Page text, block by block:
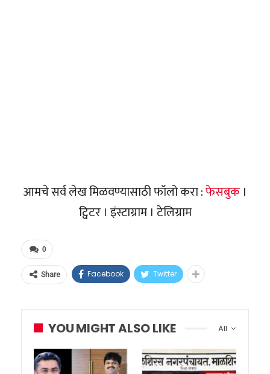
आमचे सर्व लेख मिळवण्यासाठी फॉलो करा :फेसबुक ।
ट्विटर । इंस्टाग्राम । टेलिग्राम
0
Share Facebook Twitter
All
YOU MIGHT ALSO LIKE